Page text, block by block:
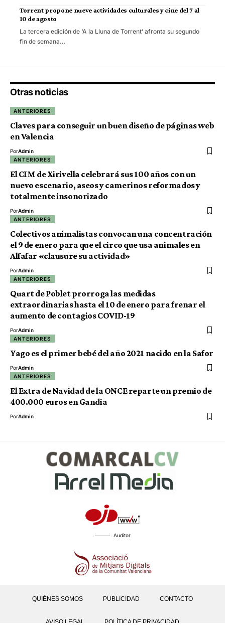
Torrent propone nueve actividades culturales y cine del 7 al
10 de agosto
La tercera edición de ‘A la Lluna de Torrent’ afronta su segundo
fin de semana…
Otras noticias
ANTERIORES
Claves para conseguir un buen diseño de páginas web
en Valencia
PorAdmin
ANTERIORES
El CIM de Xirivella celebrará sus 100 años con un
nuevo escenario, aseos y camerinos reformados y
totalmente insonorizado
PorAdmin
ANTERIORES
Colectivos animalistas convocan una concentración
el 9 de enero para que el circo que usa animales en
Alfafar «clausure su actividad»
PorAdmin
ANTERIORES
Quart de Poblet prorroga las medidas
extraordinarias hasta el 10 de enero para frenar el
aumento de contagios COVID-19
PorAdmin
ANTERIORES
Yago es el primer bebé del año 2021 nacido en la Safor
PorAdmin
ANTERIORES
El Extra de Navidad de la ONCE reparte un premio de
400.000 euros en Gandia
PorAdmin
Auditor
QUIÉNES SOMOS PUBLICIDAD CONTACTO
AVISO LEGAL POLÍTICA DE PRIVACIDAD